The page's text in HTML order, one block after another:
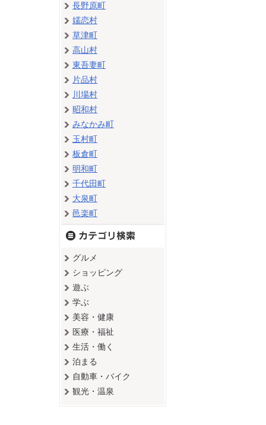
長野原町
嬬恋村
草津町
高山村
東吾妻町
片品村
川場村
昭和村
みなかみ町
玉村町
板倉町
明和町
千代田町
大泉町
邑楽町
グルメ
ショッピング
遊ぶ
学ぶ
美容・健康
医療・福祉
生活・働く
泊まる
自動車・バイク
観光・温泉